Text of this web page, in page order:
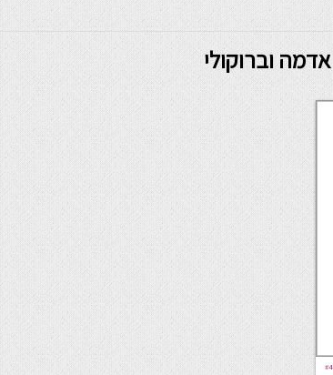
וברוקולי